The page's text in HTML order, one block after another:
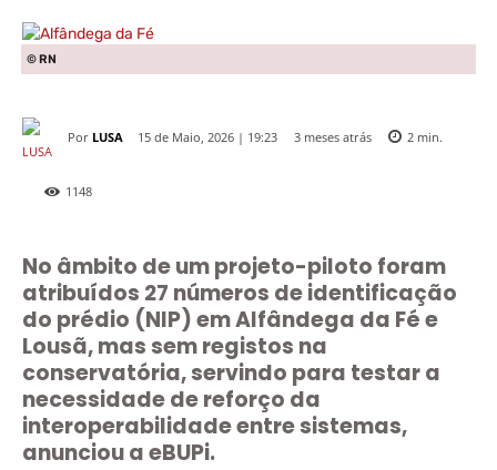
© RN
Por LUSA 15 de Maio, 2026 | 19:23 3 meses atrás 2 min.
1148
No âmbito de um projeto-piloto foram
atribuídos 27 números de identificação
do prédio (NIP) em Alfândega da Fé e
Lousã, mas sem registos na
conservatória, servindo para testar a
necessidade de reforço da
interoperabilidade entre sistemas,
anunciou a eBUPi.